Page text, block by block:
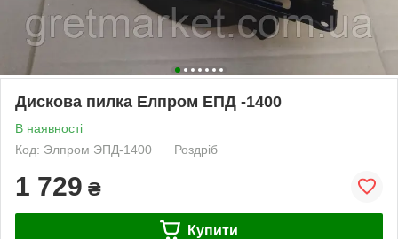
Дискова пилка Елпром ЕПД -1400
В наявності
Код: Элпром ЭПД-1400
Роздріб
1 729 ₴
Купити